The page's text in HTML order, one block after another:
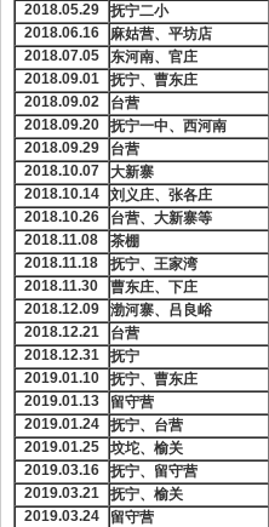
2018.05.29
抚宁二小
2018.06.16
麻姑营、平坊店
2018.07.05
东河南、官庄
2018.09.01
抚宁、曹东庄
2018.09.02
台营
2018.09.20
抚宁一中、西河南
2018.09.29
台营
2018.10.07
大新寨
2018.10.14
刘义庄、张各庄
2018.10.26
台营、大新寨等
2018.11.08
茶棚
2018.11.18
抚宁、王家湾
2018.11.30
曹东庄、下庄
2018.12.09
渤河寨、吕良峪
2018.12.21
台营
2018.12.31
抚宁
2019.01.10
抚宁、曹东庄
2019.01.13
留守营
2019.01.24
抚宁、台营
2019.01.25
坟坨、榆关
2019.03.16
抚宁、留守营
2019.03.21
抚宁、榆关
2019.03.24
留守营